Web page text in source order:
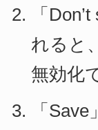
「
れると
無効化
「